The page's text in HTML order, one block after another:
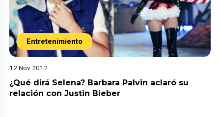
Entretenimiento
12 Nov 2012
¿Qué dirá Selena? Barbara Palvin aclaró su
relación con Justin Bieber